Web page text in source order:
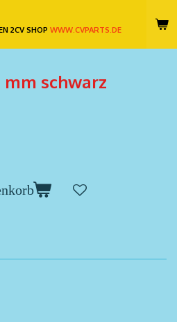
2CV SHOPWWW.CVPARTS.DE
mm schwarz